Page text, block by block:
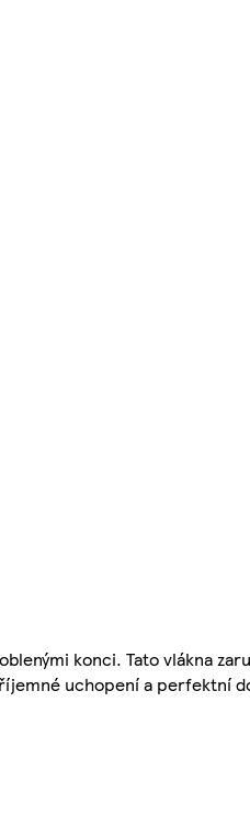
konci. Tato vlákna
uchopení a perfektní